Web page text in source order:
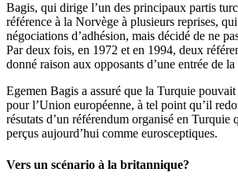
Bagis, qui dirige l’un des principaux partis
référence à la Norvège à plusieurs reprises,
négociations d’adhésion, mais décidé de ne
Par deux fois, en 1972 et en 1994, deux
donné raison aux opposants d’une entrée de
Egemen Bagis a assuré que la Turquie
pour l’Union européenne, à tel point qu’il
résutats d’un référendum organisé en Turquie
perçus aujourd’hui comme eurosceptiques.
Vers un scénario à la britannique?